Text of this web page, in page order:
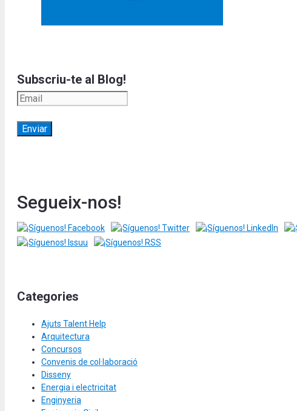
Subscriu-te al Blog!
Segueix-nos!
Categories
Ajuts Talent Help
Arquitectura
Concursos
Convenis de col·laboració
Disseny
Energia i electricitat
Enginyeria